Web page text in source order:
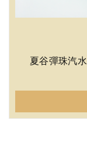
夏谷彈珠汽水